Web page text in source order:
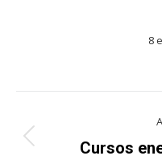
8
entre
Cursos